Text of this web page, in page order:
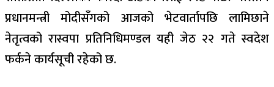
प्रधानमन्त्री मोदीसँगको आजको भेटवार्तापछि लामिछाने
नेतृत्वको रास्वपा प्रतिनिधिमण्डल यही जेठ २२ गते स्वदेश
फर्कने कार्यसूची रहेको छ.